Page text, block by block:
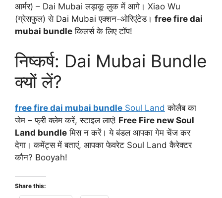
आर्मर) – Dai Mubai लड़ाकू लुक में आगे। Xiao Wu
(ग्रेसफुल) से Dai Mubai एक्शन-ओरिएंटेड। free fire dai
mubai bundle किलर्स के लिए टॉप!
निष्कर्ष: Dai Mubai Bundle
क्यों लें?
free fire dai mubai bundle Soul Land कोलैब का
जेम – फ्री क्लेम करें, स्टाइल लाएं! Free Fire new Soul
Land bundle मिस न करें। ये बंडल आपका गेम चेंज कर
देगा। कमेंट्स में बताएं, आपका फेवरेट Soul Land कैरेक्टर
कौन? Booyah!
Share this: